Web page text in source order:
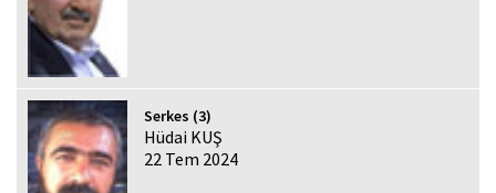
Serkes (3)
Hüdai KUŞ
22 Tem 2024